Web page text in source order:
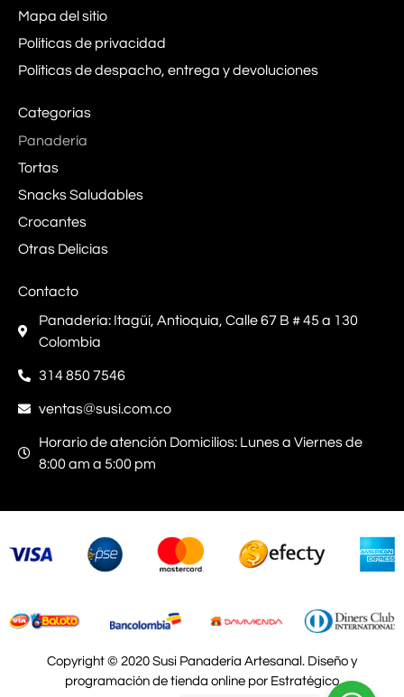
Mapa del sitio
Políticas de privacidad
Políticas de despacho, entrega y devoluciones
Categorías
Panadería
Tortas
Snacks Saludables
Crocantes
Otras Delicias
Contacto
Panadería: Itagüí, Antioquia, Calle 67 B # 45 a 130
Colombia
314 850 7546
ventas@susi.com.co
Horario de atención Domicilios: Lunes a Viernes de
8:00 am a 5:00 pm
Copyright © 2020 Susi Panadería Artesanal. Diseño y
programación de tienda online por Estratégico